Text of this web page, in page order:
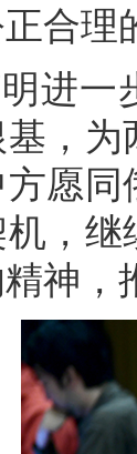
合理
进一
，
愿同
，
神，